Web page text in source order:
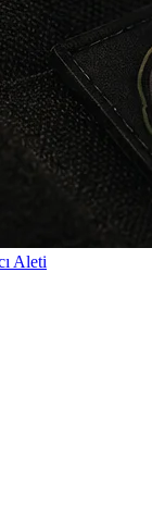
Aleti